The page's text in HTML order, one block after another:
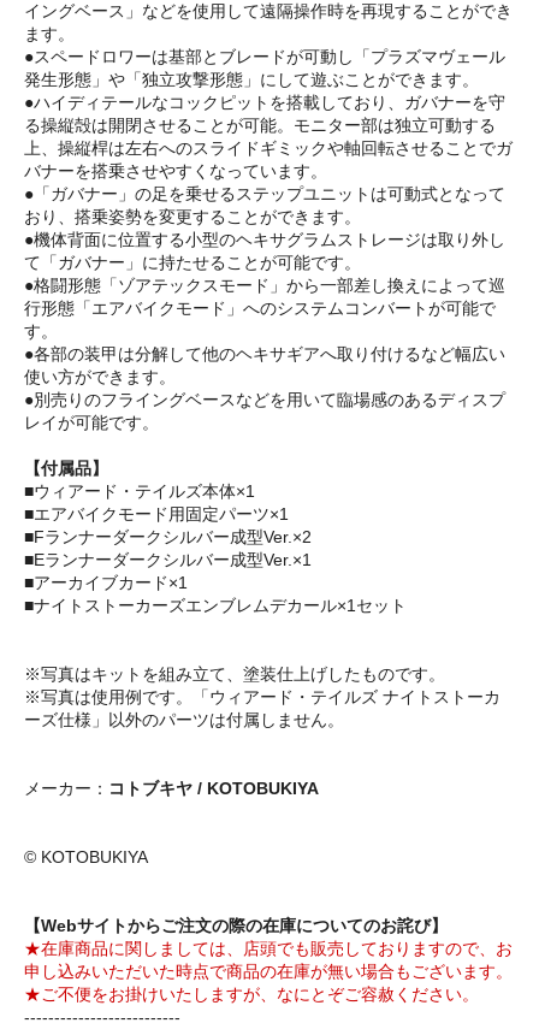
イングベース」などを使用して遠隔操作時を再現することができ
ます。
●スペードロワーは基部とブレードが可動し「プラズマヴェール
発生形態」や「独立攻撃形態」にして遊ぶことができます。
●ハイディテールなコックピットを搭載しており、ガバナーを守
る操縦殻は開閉させることが可能。モニター部は独立可動する
上、操縦桿は左右へのスライドギミックや軸回転させることでガ
バナーを搭乗させやすくなっています。
●「ガバナー」の足を乗せるステップユニットは可動式となって
おり、搭乗姿勢を変更することができます。
●機体背面に位置する小型のヘキサグラムストレージは取り外し
て「ガバナー」に持たせることが可能です。
●格闘形態「ゾアテックスモード」から一部差し換えによって巡
行形態「エアバイクモード」へのシステムコンバートが可能で
す。
●各部の装甲は分解して他のヘキサギアへ取り付けるなど幅広い
使い方ができます。
●別売りのフライングベースなどを用いて臨場感のあるディスプ
レイが可能です。
【付属品】
■ウィアード・テイルズ本体×1
■エアバイクモード用固定パーツ×1
■Fランナーダークシルバー成型Ver.×2
■Eランナーダークシルバー成型Ver.×1
■アーカイブカード×1
■ナイトストーカーズエンブレムデカール×1セット
※写真はキットを組み立て、塗装仕上げしたものです。
※写真は使用例です。「ウィアード・テイルズ ナイトストーカ
ーズ仕様」以外のパーツは付属しません。
メーカー： コトブキヤ / KOTOBUKIYA
© KOTOBUKIYA
【Webサイトからご注文の際の在庫についてのお詫び】
★在庫商品に関しましては、店頭でも販売しておりますので、お
申し込みいただいた時点で商品の在庫が無い場合もございます。
★ご不便をお掛けいたしますが、なにとぞご容赦ください。
--------------------------